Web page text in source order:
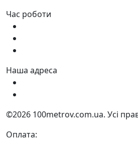
Час роботи
Наша адреса
©2026 100metrov.com.ua. Усі
Оплата: